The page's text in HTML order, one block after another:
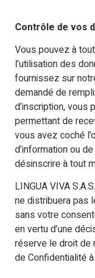
Contrôle de vos
Vous pouvez à
l’utilisation des
fournissez sur
demandé de
d’inscription, vous
permettant de
vous avez coché
d’information ou
désinscrire à tout
LINGUA VIVA
ne distribuera pas
sans votre
en vertu d’une
réserve le droit
de Confidentialité